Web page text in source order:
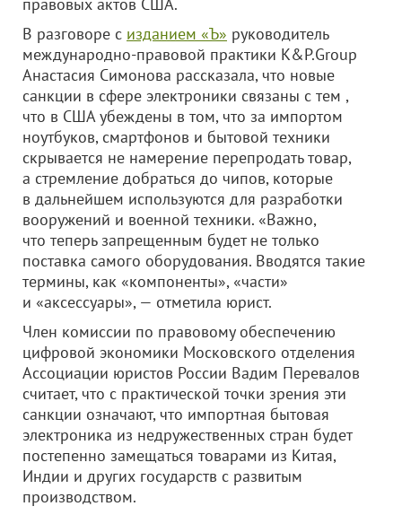
В разговоре с изданием «Ъ» руководитель
международно-правовой практики K&P.Group
Анастасия Симонова рассказала, что новые
санкции в сфере электроники связаны с тем ,
что в США убеждены в том, что за импортом
ноутбуков, смартфонов и бытовой техники
скрывается не намерение перепродать товар,
а стремление добраться до чипов, которые
в дальнейшем используются для разработки
вооружений и военной техники. «Важно,
что теперь запрещенным будет не только
поставка самого оборудования. Вводятся такие
термины, как «компоненты», «части»
и «аксессуары», — отметила юрист.
Член комиссии по правовому обеспечению
цифровой экономики Московского отделения
Ассоциации юристов России Вадим Перевалов
считает, что с практической точки зрения эти
санкции означают, что импортная бытовая
электроника из недружественных стран будет
постепенно замещаться товарами из Китая,
Индии и других государств с развитым
производством.